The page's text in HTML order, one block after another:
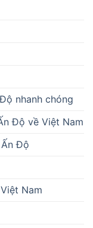
nhanh chóng
Độ về Việt Nam
Độ
Nam